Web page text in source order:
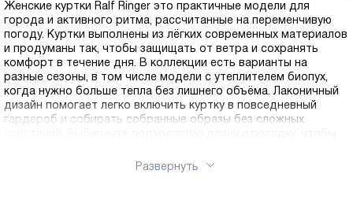
О компании
Покупателям
Женские куртки Ralf Ringer это практичные модели для
города и активного ритма, рассчитанные на переменчивую
погоду. Куртки выполнены из лёгких современных материалов
и продуманы так, чтобы защищать от ветра и сохранять
комфорт в течение дня. В коллекции есть варианты на
разные сезоны, в том числе модели с утеплителем биопух,
когда нужно больше тепла без лишнего объёма. Лаконичный
дизайн помогает легко включить куртку в повседневный
гардероб и собирать собранные образы без сложных
можно через интернет магазин Ralf Ringer, модель легко
Развернуть